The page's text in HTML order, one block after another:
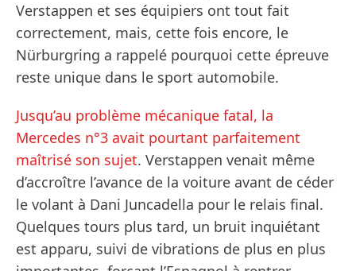
Verstappen et ses équipiers ont tout fait
correctement, mais, cette fois encore, le
Nürburgring a rappelé pourquoi cette épreuve
reste unique dans le sport automobile.
Jusqu’au problème mécanique fatal, la
Mercedes n°3 avait pourtant parfaitement
maîtrisé son sujet. Verstappen venait même
d’accroître l’avance de la voiture avant de céder
le volant à Dani Juncadella pour le relais final.
Quelques tours plus tard, un bruit inquiétant
est apparu, suivi de vibrations de plus en plus